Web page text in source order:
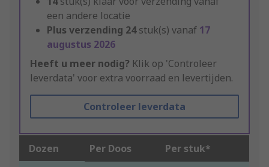
een andere locatie
Plus verzending 24stuk(s) vanaf 17
augustus 2026
Heeft u meer nodig? Klik op 'Controleer
leverdata' voor extra voorraad en levertijden.
Controleer leverdata
Dozen Per Doos Per stuk*